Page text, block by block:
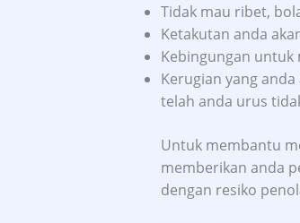
Tidak mau ribet,
Ketakutan anda
Kebingungan untuk
Kerugian yang
telah anda urus
Untuk membantu
memberikan anda
dengan resiko